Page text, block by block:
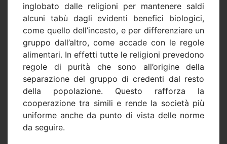
inglobato dalle religioni per mantenere saldi
alcuni tabù dagli evidenti benefici biologici,
come quello dell’incesto, e per differenziare un
gruppo dall’altro, come accade con le regole
alimentari. In effetti tutte le religioni prevedono
regole di purità che sono all’origine della
separazione del gruppo di credenti dal resto
della popolazione. Questo rafforza la
cooperazione tra simili e rende la società più
uniforme anche da punto di vista delle norme
da seguire.